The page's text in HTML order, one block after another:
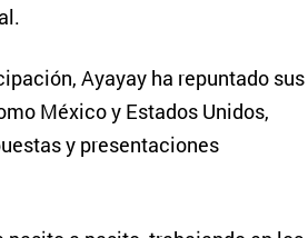
Ayayay ha repuntado sus
México y Estados Unidos,
y presentaciones